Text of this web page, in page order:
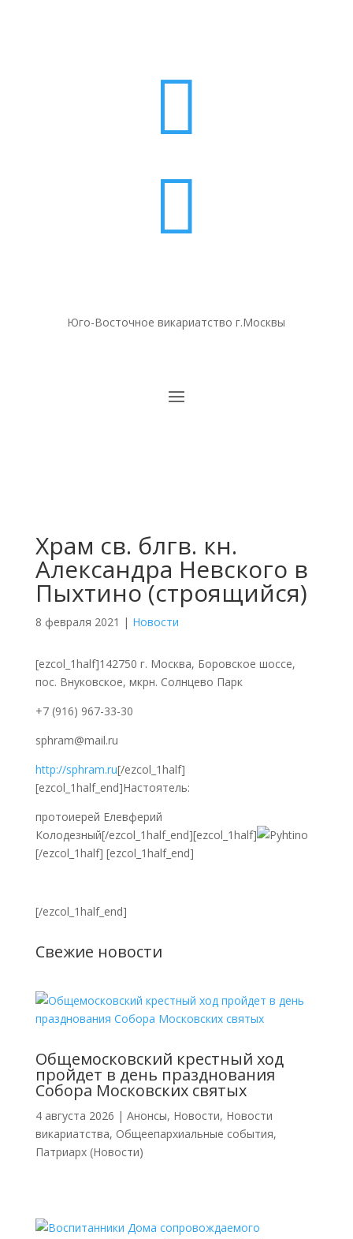


Юго-Восточное викариатство г.Москвы
Храм св. блгв. кн.
Александра Невского в
Пыхтино (строящийся)
8 февраля 2021 | Новости
[ezcol_1half]142750 г. Москва, Боровское шоссе,
пос. Внуковское, мкрн. Солнцево Парк
+7 (916) 967-33-30
sphram@mail.ru
http://sphram.ru[/ezcol_1half]
[ezcol_1half_end]Настоятель:
протоиерей Елевферий
Колодезный[/ezcol_1half_end][ezcol_1half]
[/ezcol_1half] [ezcol_1half_end]
[/ezcol_1half_end]
Свежие новости
Общемосковский крестный ход
пройдет в день празднования
Собора Московских святых
4 августа 2026 | Анонсы, Новости, Новости
викариатства, Общеепархиальные события,
Патриарх (Новости)